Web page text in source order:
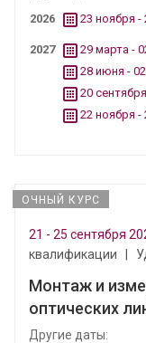
2026 23 ноября -
2027
29 марта -
28 июня -
20
22 ноября -
ОЧНЫЙ КУРС
21 - 25 сентября
квалификации
Монтаж и
оптических
Другие даты: